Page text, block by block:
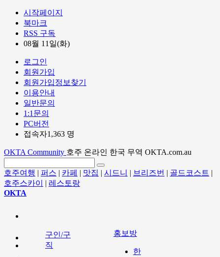
시작페이지
북마크
RSS 구독
08월 11일(화)
로그인
회원가입
회원가입정보찾기
이용안내
일반문의
1:1문의
PC버전
접속자1,363 명
OKTA Community 호주 온라인 한국 무역 OKTA.com.au
호주여행 | 퍼스 | 카페 | 맛집 | 시드니 | 브리즈번 | 골드코스트 |
호주스카이
| 레스토랑
OKTA
구인/구
직
홍보방
한